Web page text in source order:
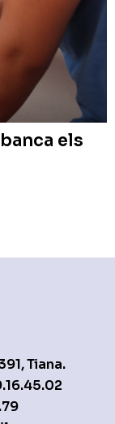
els
Tiana.